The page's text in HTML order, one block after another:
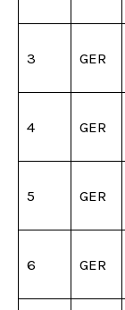
3 GER
4 GER
5 GER
6 GER